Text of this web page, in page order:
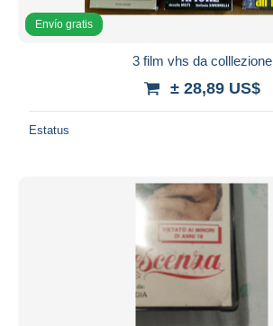
Envío gratis
3 film vhs da colllezione
± 28,89 US$
Estatus